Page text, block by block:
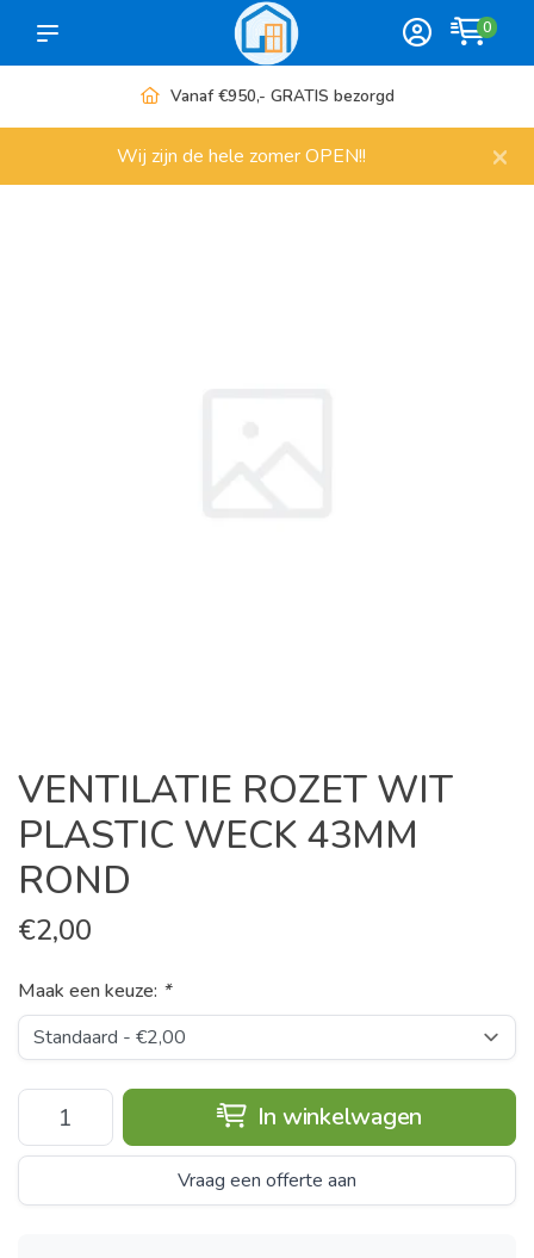
0
Meer dan 1000
Wij zijn de hele zomer OPEN!! ×
VENTILATIE ROZET WIT
PLASTIC WECK 43MM
ROND
€2,00
Maak een keuze: *
In winkelwagen
Vraag een offerte aan